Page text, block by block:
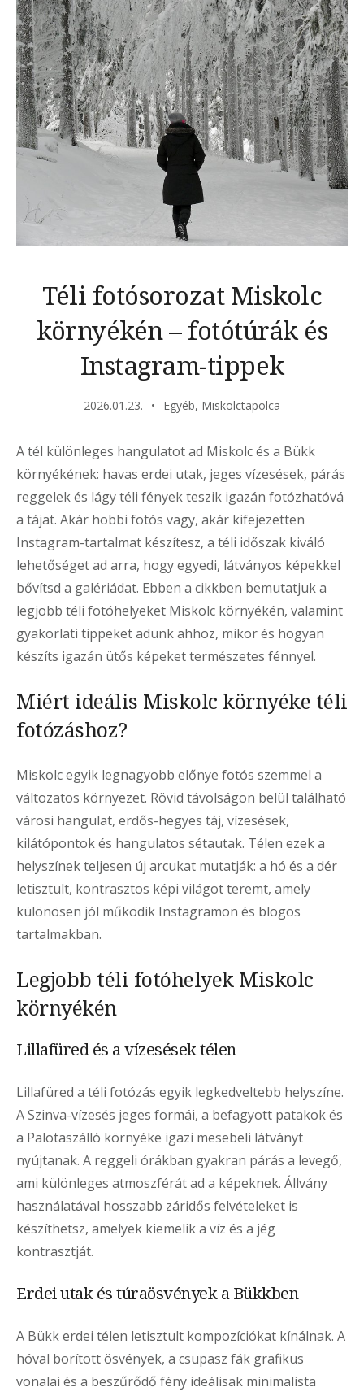
Téli fotósorozat Miskolc
környékén – fotótúrák és
Instagram-tippek
2026.01.23. Egyéb, Miskolctapolca
A tél különleges hangulatot ad Miskolc és a Bükk
környékének: havas erdei utak, jeges vízesések, párás
reggelek és lágy téli fények teszik igazán fotózhatóvá
a tájat. Akár hobbi fotós vagy, akár kifejezetten
Instagram-tartalmat készítesz, a téli időszak kiváló
lehetőséget ad arra, hogy egyedi, látványos képekkel
bővítsd a galériádat. Ebben a cikkben bemutatjuk a
legjobb téli fotóhelyeket Miskolc környékén, valamint
gyakorlati tippeket adunk ahhoz, mikor és hogyan
készíts igazán ütős képeket természetes fénnyel.
Miért ideális Miskolc környéke téli
fotózáshoz?
Miskolc egyik legnagyobb előnye fotós szemmel a
változatos környezet. Rövid távolságon belül található
városi hangulat, erdős-hegyes táj, vízesések,
kilátópontok és hangulatos sétautak. Télen ezek a
helyszínek teljesen új arcukat mutatják: a hó és a dér
letisztult, kontrasztos képi világot teremt, amely
különösen jól működik Instagramon és blogos
tartalmakban.
Legjobb téli fotóhelyek Miskolc
környékén
Lillafüred és a vízesések télen
Lillafüred a téli fotózás egyik legkedveltebb helyszíne.
A Szinva-vízesés jeges formái, a befagyott patakok és
a Palotaszálló környéke igazi mesebeli látványt
nyújtanak. A reggeli órákban gyakran párás a levegő,
ami különleges atmoszférát ad a képeknek. Állvány
használatával hosszabb záridős felvételeket is
készíthetsz, amelyek kiemelik a víz és a jég
kontrasztját.
Erdei utak és túraösvények a Bükkben
A Bükk erdei télen letisztult kompozíciókat kínálnak. A
hóval borított ösvények, a csupasz fák grafikus
vonalai és a beszűrődő fény ideálisak minimalista